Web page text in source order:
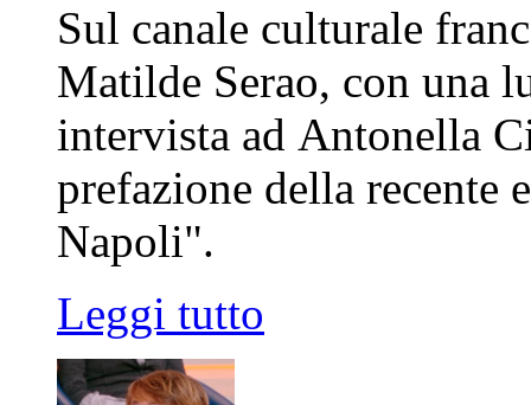
Sul canale culturale
Matilde Serao, con una
intervista ad Antonella
prefazione della recente
Napoli".
Leggi tutto